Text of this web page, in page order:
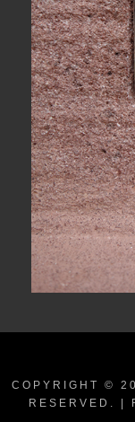
COPYRIGHT ©
RESERVED. |